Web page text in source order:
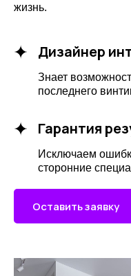
жизнь.
Дизайнер
Знает
последнего
Гарантия
Исключаем
сторонние
Оставить заявку
Санкт-Петербург, ул.
Посетить